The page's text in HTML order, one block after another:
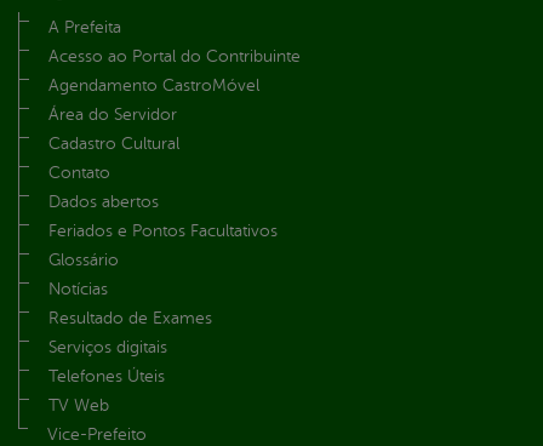
A Prefeita
Acesso ao Portal do Contribuinte
Agendamento CastroMóvel
Área do Servidor
Cadastro Cultural
Contato
Dados abertos
Feriados e Pontos Facultativos
Glossário
Notícias
Resultado de Exames
Serviços digitais
Telefones Úteis
TV Web
Vice-Prefeito